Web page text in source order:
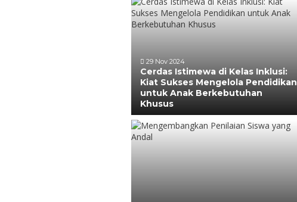
29 Nov 2024
Cerdas Istimewa di Kelas Inklusi:
Kiat Sukses Mengelola Pendidikan
untuk Anak Berkebutuhan
Khusus